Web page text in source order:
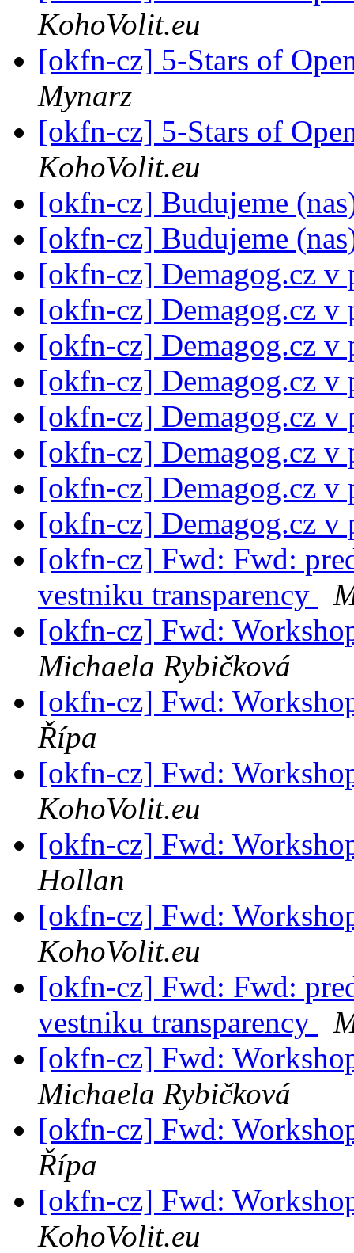
KohoVolit.eu
[okfn-cz] 5-Stars of
Mynarz
[okfn-cz] 5-Stars of
KohoVolit.eu
[okfn-cz] Budujeme
[okfn-cz] Budujeme
[okfn-cz] Demagog.cz v
[okfn-cz] Demagog.cz v
[okfn-cz] Demagog.cz v
[okfn-cz] Demagog.cz v
[okfn-cz] Demagog.cz v
[okfn-cz] Demagog.cz v
[okfn-cz] Demagog.cz v
[okfn-cz] Demagog.cz v
[okfn-cz] Fwd: Fwd:
vestniku transparency
[okfn-cz] Fwd:
Michaela Rybičková
[okfn-cz] Fwd:
Řípa
[okfn-cz] Fwd:
KohoVolit.eu
[okfn-cz] Fwd:
Hollan
[okfn-cz] Fwd:
KohoVolit.eu
[okfn-cz] Fwd: Fwd:
vestniku transparency
[okfn-cz] Fwd:
Michaela Rybičková
[okfn-cz] Fwd:
Řípa
[okfn-cz] Fwd:
KohoVolit.eu